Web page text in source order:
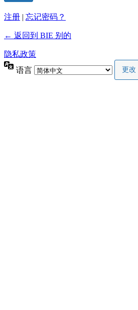
注册 | 忘记密码？
← 返回到 BIE 别的
隐私政策
语言